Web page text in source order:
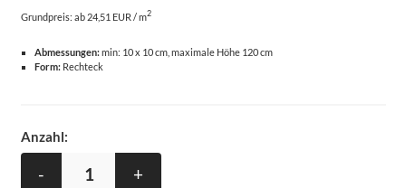
Grundpreis: ab 24,51 EUR / m2
Abmessungen:min: 10 x 10 cm, maximale Höhe 120 cm
Form:Rechteck
Anzahl:
- +